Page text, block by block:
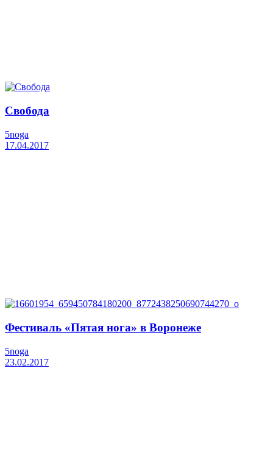
Свобода
5noga
17.04.2017
Фестиваль «Пятая нога» в Воронеже
5noga
23.02.2017